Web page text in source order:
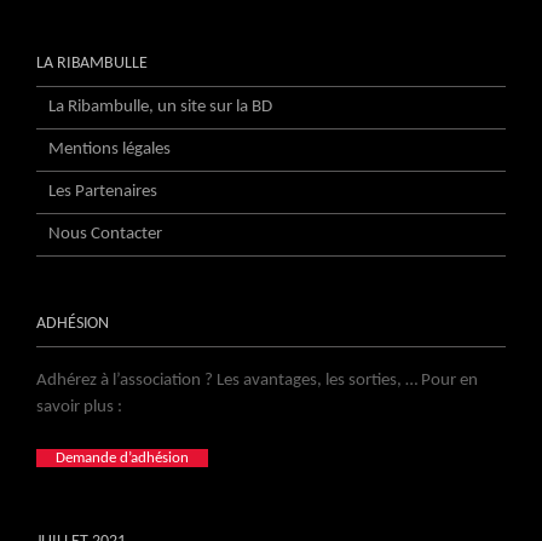
LA RIBAMBULLE
La Ribambulle, un site sur la BD
Mentions légales
Les Partenaires
Nous Contacter
ADHÉSION
Adhérez à l’association ? Les avantages, les sorties, … Pour en
savoir plus :
Demande d’adhésion